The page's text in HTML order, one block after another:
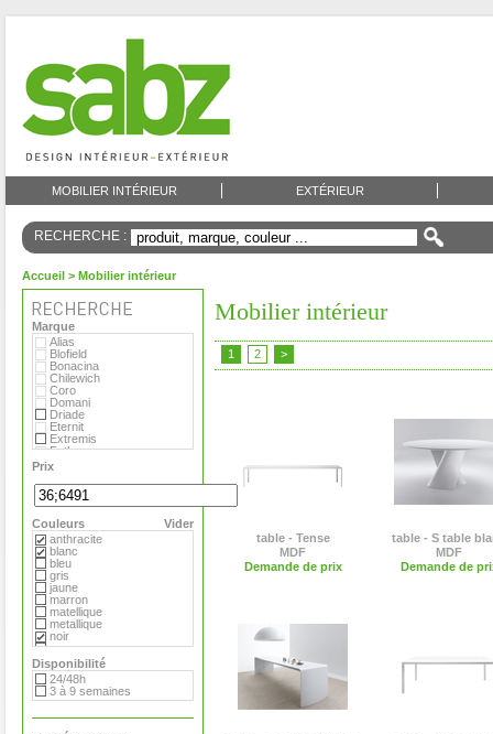
MOBILIER INTÉRIEUR EXTÉRIEUR
RECHERCHE :
Accueil > Mobilier intérieur
Marque
Alias
Blofield
Bonacina
Chilewich
Coro
Domani
Driade
Eternit
Extremis
Fatboy
Flora
Foscarini
Gandia Blasco
Hay
MDF
Magis
Marimekko
Matière Grise
Moroso
Paola Lenti
Plank
Pop Corn
Roda
Serralunga
Tribu
Vange
Versus
Viteo
Prix
Vider
Couleurs
anthracite
blanc
bleu
gris
jaune
marron
matellique
metallique
noir
orange
rouge
transparent
vert
Disponibilité
24/48h
3 à 9 semaines
Mobilier intérieur
1 2 >
table - Tense
MDF
Demande de prix
table - S table
MDF
Demande de